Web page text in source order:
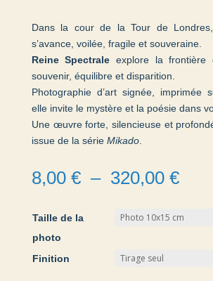
Dans la cour de la Tour de
s’avance, voilée, fragile et souveraine.
Reine Spectrale explore la frontière
souvenir, équilibre et disparition.
Photographie d’art signée, imprimée
elle invite le mystère et la poésie dans
Une œuvre forte, silencieuse et
issue de la série Mikado.
8,00 € – 320,00 €Plage
8,00
Taille de la
photo
Finition